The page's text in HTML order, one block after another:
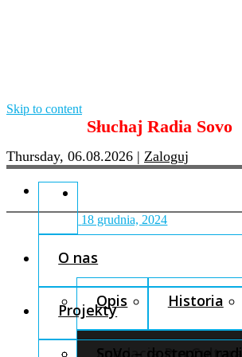
Skip to content
Słuchaj Radia Sovo
Thursday, 06.08.2026 | Zaloguj
O nas
Opis Historia
Fundacja Pro Cultura
Projekty
SoVo – dostępne
18 grudnia, 2024